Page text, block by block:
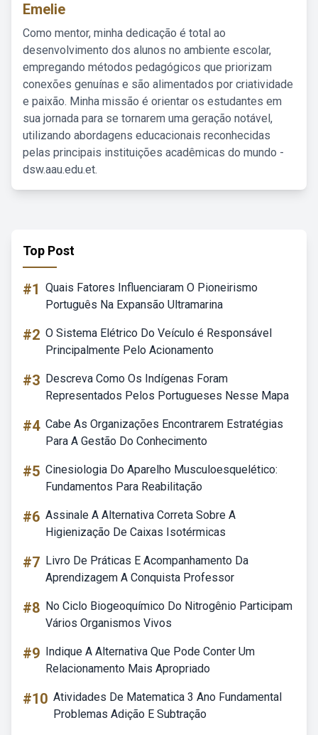
Emelie
Como mentor, minha dedicação é total ao
desenvolvimento dos alunos no ambiente escolar,
empregando métodos pedagógicos que priorizam
conexões genuínas e são alimentados por criatividade
e paixão. Minha missão é orientar os estudantes em
sua jornada para se tornarem uma geração notável,
utilizando abordagens educacionais reconhecidas
pelas principais instituições acadêmicas do mundo -
dsw.aau.edu.et.
Top Post
#1 Quais Fatores Influenciaram O Pioneirismo
Português Na Expansão Ultramarina
#2 O Sistema Elétrico Do Veículo é Responsável
Principalmente Pelo Acionamento
#3 Descreva Como Os Indígenas Foram
Representados Pelos Portugueses Nesse Mapa
#4 Cabe As Organizações Encontrarem Estratégias
Para A Gestão Do Conhecimento
#5 Cinesiologia Do Aparelho Musculoesquelético:
Fundamentos Para Reabilitação
#6 Assinale A Alternativa Correta Sobre A
Higienização De Caixas Isotérmicas
#7 Livro De Práticas E Acompanhamento Da
Aprendizagem A Conquista Professor
#8 No Ciclo Biogeoquímico Do Nitrogênio Participam
Vários Organismos Vivos
#9 Indique A Alternativa Que Pode Conter Um
Relacionamento Mais Apropriado
#10 Atividades De Matematica 3 Ano Fundamental
Problemas Adição E Subtração